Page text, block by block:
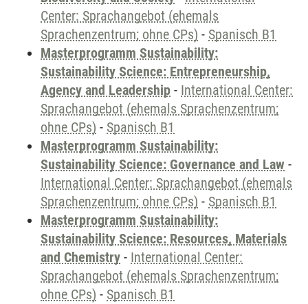
Center: Sprachangebot (ehemals
Sprachenzentrum; ohne CPs) - Spanisch B1
Masterprogramm Sustainability:
Sustainability Science: Entrepreneurship,
Agency and Leadership - International Center:
Sprachangebot (ehemals Sprachenzentrum;
ohne CPs) - Spanisch B1
Masterprogramm Sustainability:
Sustainability Science: Governance and Law -
International Center: Sprachangebot (ehemals
Sprachenzentrum; ohne CPs) - Spanisch B1
Masterprogramm Sustainability:
Sustainability Science: Resources, Materials
and Chemistry - International Center:
Sprachangebot (ehemals Sprachenzentrum;
ohne CPs) - Spanisch B1